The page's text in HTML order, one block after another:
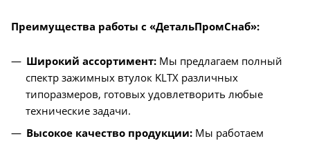
Преимущества работы с «ДетальПромСнаб»:
Широкий ассортимент: Мы предлагаем полный
спектр зажимных втулок KLTX различных
типоразмеров, готовых удовлетворить любые
технические задачи.
Высокое качество продукции: Мы работаем